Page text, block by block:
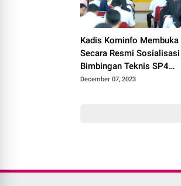
Kadis Kominfo Membuka
Secara Resmi Sosialisasi
Bimbingan Teknis SP4N
– LAPOR & PPID Lingkup
December 07, 2023